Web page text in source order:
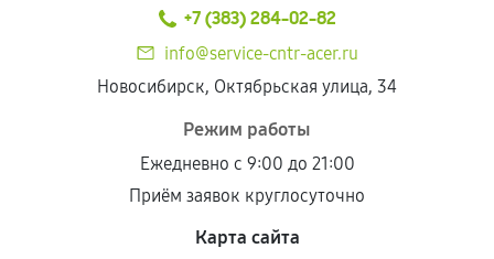
+7 (383) 284-02-82
info@service-cntr-acer.ru
Новосибирск, Октябрьская улица, 34
Режим работы
Ежедневно с 9:00 до 21:00
Приём заявок круглосуточно
Карта сайта